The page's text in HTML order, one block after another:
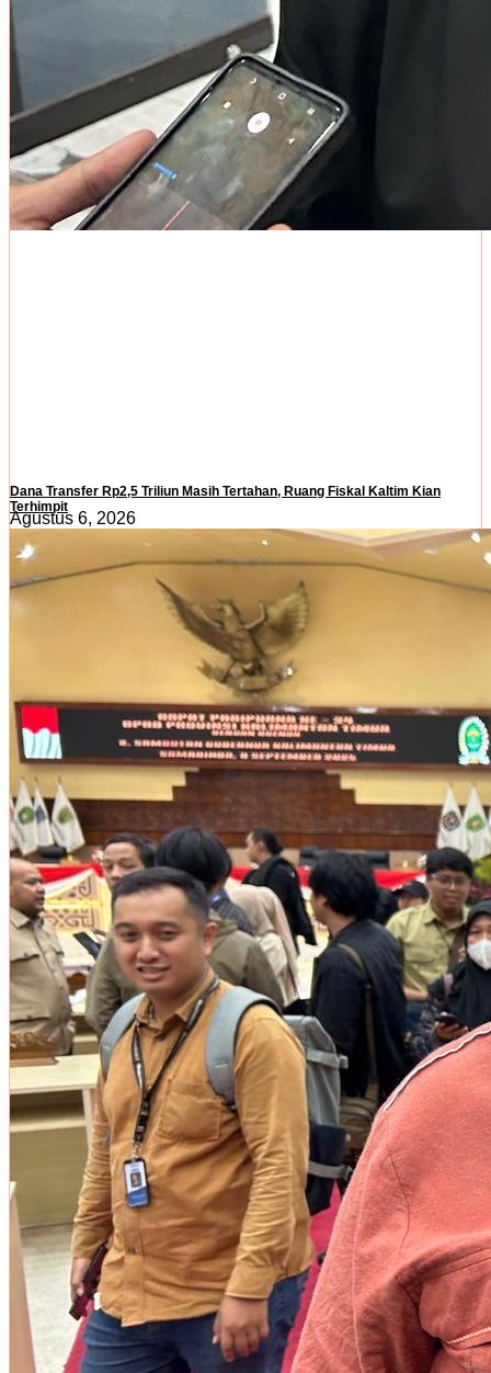
Dana Transfer Rp2,5 Triliun Masih Tertahan, Ruang Fiskal Kaltim Kian
Terhimpit
Agustus 6, 2026